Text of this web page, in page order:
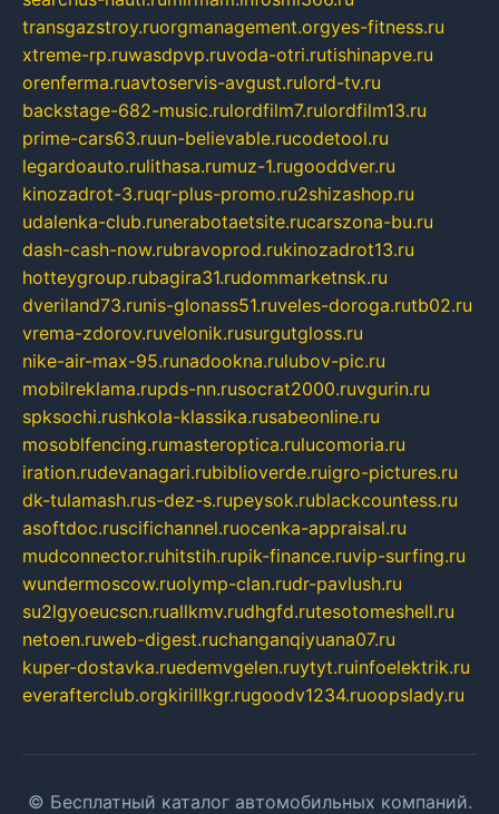
transgazstroy.ruorgmanagement.orgyes-fitness.ru
xtreme-rp.ruwasdpvp.ruvoda-otri.rutishinapve.ru
orenferma.ruavtoservis-avgust.rulord-tv.ru
backstage-682-music.rulordfilm7.rulordfilm13.ru
prime-cars63.ruun-believable.rucodetool.ru
legardoauto.rulithasa.rumuz-1.rugooddver.ru
kinozadrot-3.ruqr-plus-promo.ru2shizashop.ru
udalenka-club.runerabotaetsite.rucarszona-bu.ru
dash-cash-now.rubravoprod.rukinozadrot13.ru
hotteygroup.rubagira31.rudommarketnsk.ru
dveriland73.runis-glonass51.ruveles-doroga.rutb02.ru
vrema-zdorov.ruvelonik.rusurgutgloss.ru
nike-air-max-95.runadookna.rulubov-pic.ru
mobilreklama.rupds-nn.rusocrat2000.ruvgurin.ru
spksochi.rushkola-klassika.rusabeonline.ru
mosoblfencing.rumasteroptica.rulucomoria.ru
iration.rudevanagari.rubiblioverde.ruigro-pictures.ru
dk-tulamash.rus-dez-s.rupeysok.rublackcountess.ru
asoftdoc.ruscifichannel.ruocenka-appraisal.ru
mudconnector.ruhitstih.rupik-finance.ruvip-surfing.ru
wundermoscow.ruolymp-clan.rudr-pavlush.ru
su2lgyoeucscn.ruallkmv.rudhgfd.rutesotomeshell.ru
netoen.ruweb-digest.ruchanganqiyuana07.ru
kuper-dostavka.ruedemvgelen.ruytyt.ruinfoelektrik.ru
everafterclub.orgkirillkgr.rugoodv1234.ruoopslady.ru
© Бесплатный каталог автомобильных компаний.